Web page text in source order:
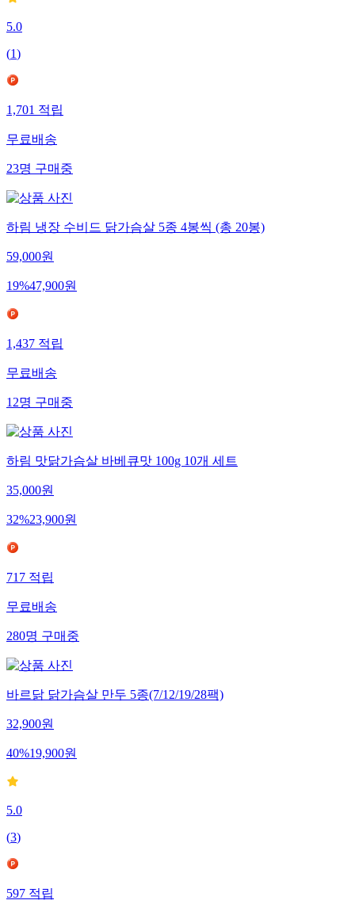
5.0
(1)
1,701적립
무료배송
23명구매중
하림 냉장 수비드 닭가슴살 5종 4봉씩 (총 20봉)
59,000원
19%47,900원
1,437적립
무료배송
12명구매중
하림 맛닭가슴살 바베큐맛 100g 10개 세트
35,000원
32%23,900원
717적립
무료배송
280명구매중
바르닭 닭가슴살 만두 5종(7/12/19/28팩)
32,900원
40%19,900원
5.0
(3)
597적립